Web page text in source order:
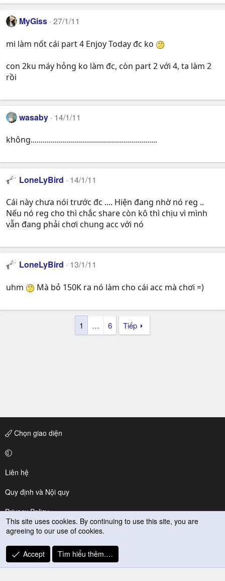
MyGiss 27/1/11
mi làm nốt cái part 4 Enjoy Today đc ko
con 2ku máy hỏng ko làm đc, còn part 2 với 4, ta làm 2
rồi
wasaby 14/1/11
không...............................................................
LoneLyBird 14/1/11
Cái này chưa nói trước đc .... Hiện đang nhờ nó reg ..
Nếu nó reg cho thì chắc share còn kô thì chịu vì mình
vẫn đang phải chơi chung acc với nó
LoneLyBird 13/1/11
uhm Mà bỏ 150K ra nó làm cho cái acc mà chơi =)
1 … 6 Tiếp
Chọn giao diện
Liên hệ
Quy định và Nội quy
Privacy Policy
Trợ giúp
R
S
This site uses cookies. By continuing to use this site, you are
agreeing to our use of cookies.
Accept Tìm hiểu thêm.…